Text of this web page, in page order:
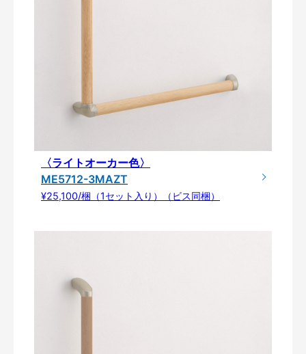
〈ライトオーカー色〉
ME5712-3MAZT
¥25,100/梱（1セット入り）（ビス同梱）